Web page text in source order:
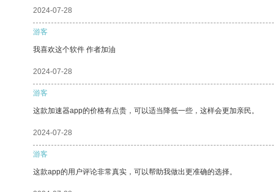
2024-07-28
游客
我喜欢这个软件 作者加油
2024-07-28
游客
这款加速器app的价格有点贵，可以适当降低一些，这样会更加亲民。
2024-07-28
游客
这款app的用户评论非常真实，可以帮助我做出更准确的选择。